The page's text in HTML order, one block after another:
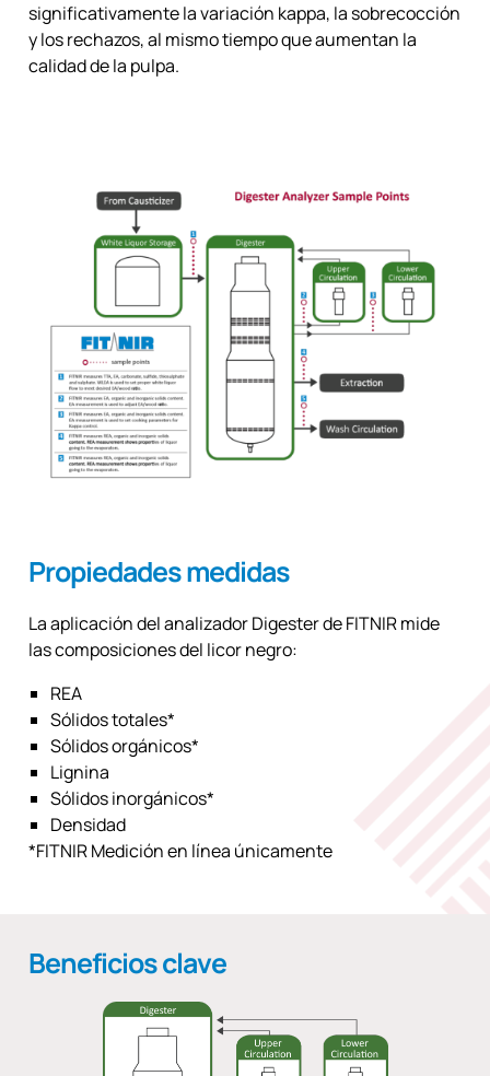
significativamente la variación kappa, la sobrecocción
y los rechazos, al mismo tiempo que aumentan la
calidad de la pulpa.
Propiedades medidas
La aplicación del analizador Digester de FITNIR mide
las composiciones del licor negro:
REA
Sólidos totales*
Sólidos orgánicos*
Lignina
Sólidos inorgánicos*
Densidad
*FITNIR Medición en línea únicamente
Beneficios clave